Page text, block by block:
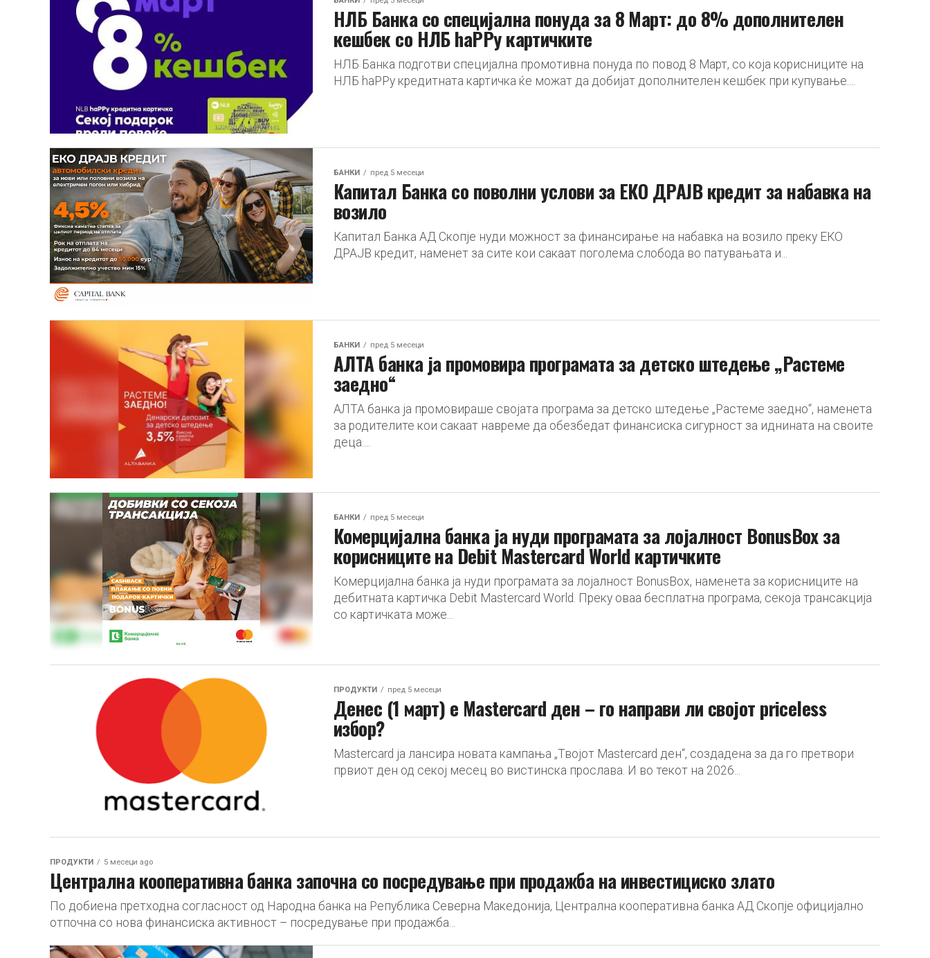
НЛБ Банка со специјална понуда за 8 Март: до 8% дополнителен
кешбек со НЛБ haPPy картичките
НЛБ Банка подготви специјална промотивна понуда по повод 8 Март, со која корисниците на
НЛБ haPPy кредитната картичка ќе можат да добијат дополнителен кешбек при купување....
БАНКИ пред 5 месеци
Капитал Банка со поволни услови за ЕКО ДРАЈВ кредит за набавка на
возило
Капитал Банка АД Скопје нуди можност за финансирање на набавка на возило преку ЕКО
ДРАЈВ кредит, наменет за сите кои сакаат поголема слобода во патувањата и...
БАНКИ пред 5 месеци
АЛТА банка ја промовира програмата за детско штедење „Растеме
заедно“
АЛТА банка ја промовираше својата програма за детско штедење „Растеме заедно“, наменета
за родителите кои сакаат навреме да обезбедат финансиска сигурност за иднината на своите
деца....
БАНКИ пред 5 месеци
Комерцијална банка ја нуди програмата за лојалност BonusBox за
корисниците на Debit Mastercard World картичките
Комерцијална банка ја нуди програмата за лојалност BonusBox, наменета за корисниците на
дебитната картичка Debit Mastercard World. Преку оваа бесплатна програма, секоја трансакција
со картичката може...
ПРОДУКТИ пред 5 месеци
Денес (1 март) е Mastercard ден – го направи ли својот priceless
избор?
Mastercard ја лансира новата кампања „Твојот Mastercard ден“, создадена за да го претвори
првиот ден од секој месец во вистинска прослава. И во текот на 2026...
ПРОДУКТИ 5 месеци ago
Централна кооперативна банка започна со посредување при продажба на инвестициско злато
По добиена претходна согласност од Народна банка на Република Северна Македонија, Централна кооперативна банка АД Скопје официјално
отпочна со нова финансиска активност – посредување при продажба...